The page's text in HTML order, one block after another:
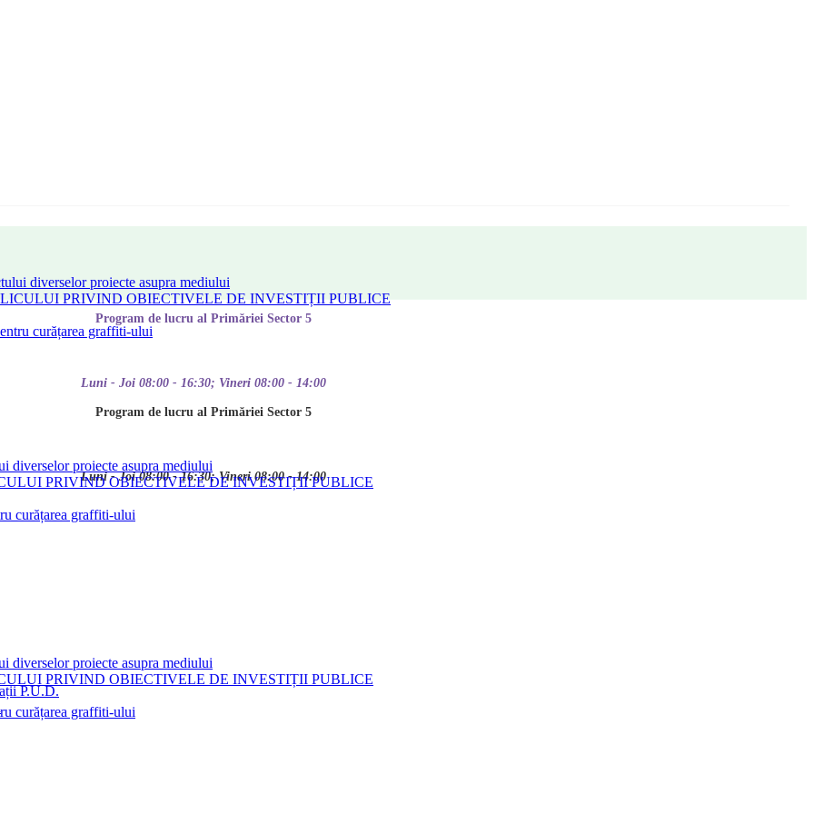
diverselor proiecte asupra mediului
PRIVIND OBIECTIVELE DE INVESTIȚII PUBLICE
curățarea graffiti-ului
P.U.D.
Program de lucru al Primăriei Sector 5
Luni - Joi 08:00 - 16:30; Vineri 08:00 - 14:00
Program de lucru al Primăriei Sector 5
Luni - Joi 08:00 - 16:30; Vineri 08:00 - 14:00
diverselor proiecte asupra mediului
PRIVIND OBIECTIVELE DE INVESTIȚII PUBLICE
curățarea graffiti-ului
diverselor proiecte asupra mediului
PRIVIND OBIECTIVELE DE INVESTIȚII PUBLICE
curățarea graffiti-ului